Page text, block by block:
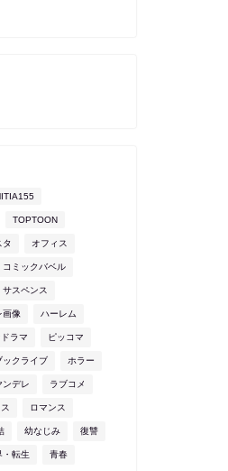
TOPTOON
タ オフィス
コミックバベル
サスペンス
画像 ハーレム
ラマ ピッコマ
ックライブ ホラー
ンデレ ラブコメ
ロマンス
幼なじみ 復讐
・転生 青春